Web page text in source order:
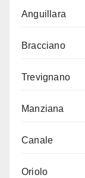
Anguillara
Bracciano
Trevignano
Manziana
Canale
Oriolo